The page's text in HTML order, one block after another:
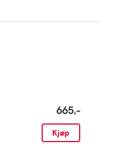
665,-
Kjøp